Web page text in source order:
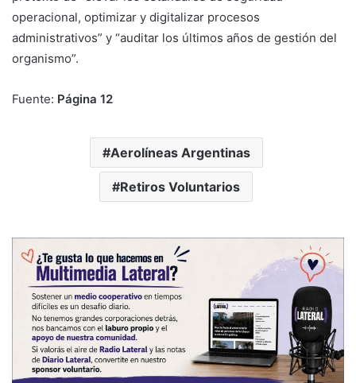
operacional, optimizar y digitalizar procesos
administrativos” y “auditar los últimos años de gestión del
organismo”.
Fuente: Página 12
Aerolíneas Argentinas
Retiros Voluntarios